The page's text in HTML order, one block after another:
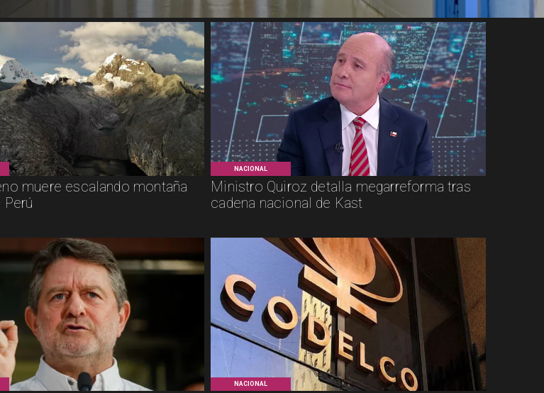
muere escalando montaña
Perú
NACIONAL
Ministro Quiroz detalla megarreforma tras
cadena nacional de Kast
NACIONAL